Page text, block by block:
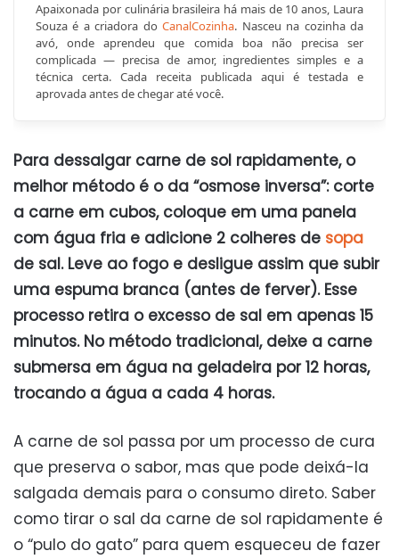
Apaixonada por culinária brasileira há mais de 10 anos, Laura
Souza é a criadora doCanalCozinha. Nasceu na cozinha da
avó, onde aprendeu que comida boa não precisa ser
complicada — precisa de amor, ingredientes simples e a
técnica certa. Cada receita publicada aqui é testada e
aprovada antes de chegar até você.
Para dessalgar carne de sol rapidamente, o
melhor método é o da “osmose inversa”: corte
a carne em cubos, coloque em uma panela
com água fria e adicione 2 colheres de sopa
de sal. Leve ao fogo e desligue assim que subir
uma espuma branca (antes de ferver). Esse
processo retira o excesso de sal em apenas 15
minutos. No método tradicional, deixe a carne
submersa em água na geladeira por 12 horas,
trocando a água a cada 4 horas.
A carne de sol passa por um processo de cura
que preserva o sabor, mas que pode deixá-la
salgada demais para o consumo direto. Saber
como tirar o sal da carne de sol rapidamente é
o “pulo do gato” para quem esqueceu de fazer